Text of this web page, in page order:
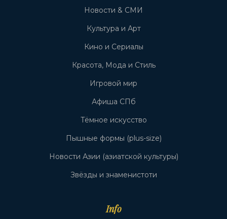
Новости & СМИ
Культура и Арт
Кино и Сериалы
Красота, Мода и Стиль
Игровой мир
Афиша СПб
Тёмное искусство
Пышные формы (plus-size)
Новости Азии (азиатской культуры)
Звёзды и знаменистоти
Info